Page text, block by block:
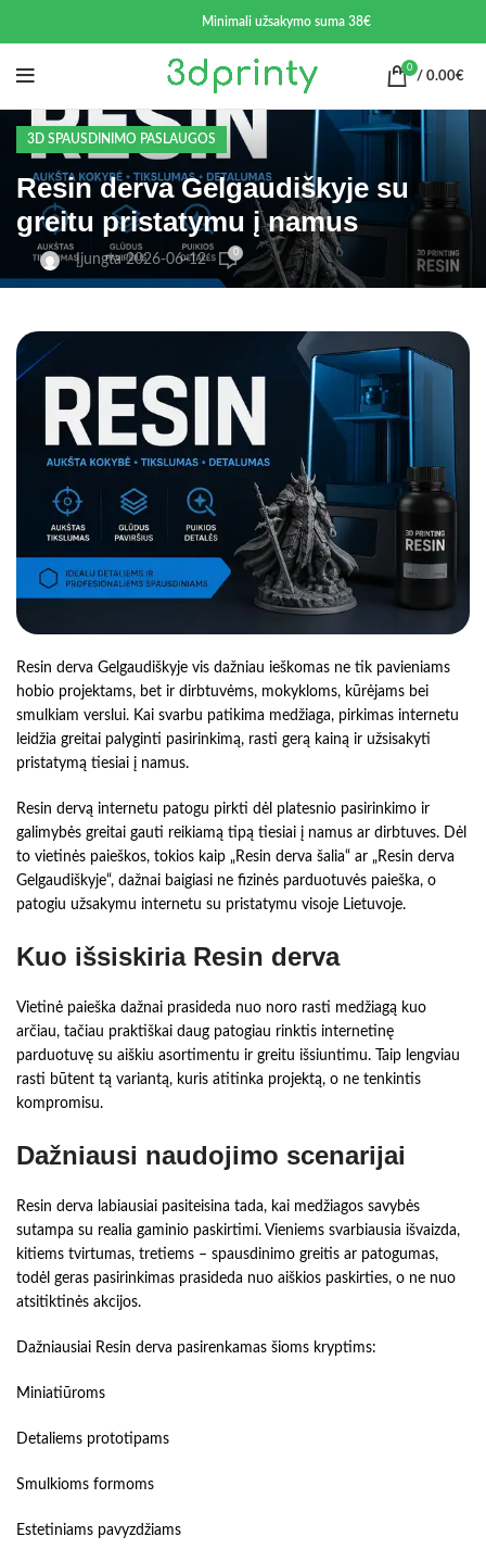
Minimali užsakymo suma 38€
0
/ 0.00€
3D SPAUSDINIMO PASLAUGOS
Resin derva Gelgaudiškyje su
greitu pristatymu į namus
Įjungta 2026-06-12 0
Resin derva Gelgaudiškyje vis dažniau ieškomas ne tik pavieniams
hobio projektams, bet ir dirbtuvėms, mokykloms, kūrėjams bei
smulkiam verslui. Kai svarbu patikima medžiaga, pirkimas internetu
leidžia greitai palyginti pasirinkimą, rasti gerą kainą ir užsisakyti
pristatymą tiesiai į namus.
Resin dervą internetu patogu pirkti dėl platesnio pasirinkimo ir
galimybės greitai gauti reikiamą tipą tiesiai į namus ar dirbtuves. Dėl
to vietinės paieškos, tokios kaip „Resin derva šalia“ ar „Resin derva
Gelgaudiškyje“, dažnai baigiasi ne fizinės parduotuvės paieška, o
patogiu užsakymu internetu su pristatymu visoje Lietuvoje.
Kuo išsiskiria Resin derva
Vietinė paieška dažnai prasideda nuo noro rasti medžiagą kuo
arčiau, tačiau praktiškai daug patogiau rinktis internetinę
parduotuvę su aiškiu asortimentu ir greitu išsiuntimu. Taip lengviau
rasti būtent tą variantą, kuris atitinka projektą, o ne tenkintis
kompromisu.
Dažniausi naudojimo scenarijai
Resin derva labiausiai pasiteisina tada, kai medžiagos savybės
sutampa su realia gaminio paskirtimi. Vieniems svarbiausia išvaizda,
kitiems tvirtumas, tretiems – spausdinimo greitis ar patogumas,
todėl geras pasirinkimas prasideda nuo aiškios paskirties, o ne nuo
atsitiktinės akcijos.
Dažniausiai Resin derva pasirenkamas šioms kryptims:
Miniatiūroms
Detaliems prototipams
Smulkioms formoms
Estetiniams pavyzdžiams